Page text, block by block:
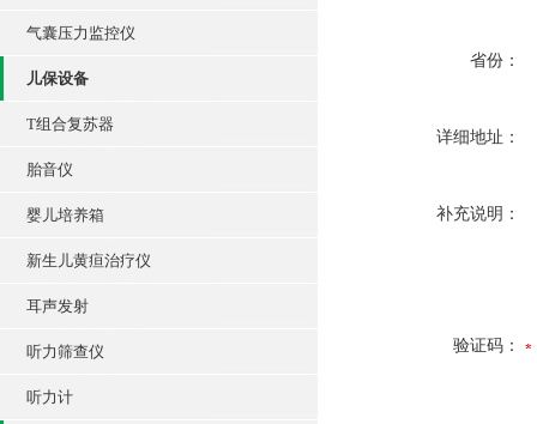
气囊压力监控仪
儿保设备
T组合复苏器
胎音仪
婴儿培养箱
新生儿黄疸治疗仪
耳声发射
听力筛查仪
听力计
省份：
详细地址：
补充说明：
验证码：